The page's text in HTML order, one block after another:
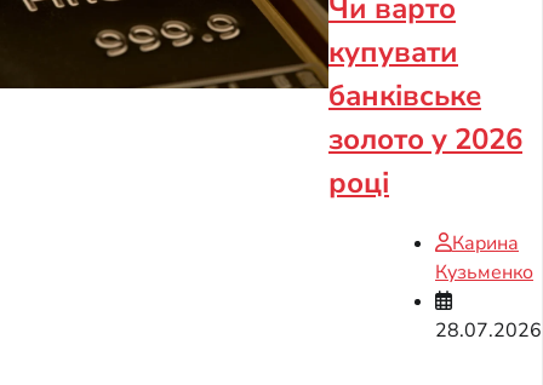
Чи варто
купувати
банківське
золото у 2026
році
Карина
Кузьменко
28.07.2026